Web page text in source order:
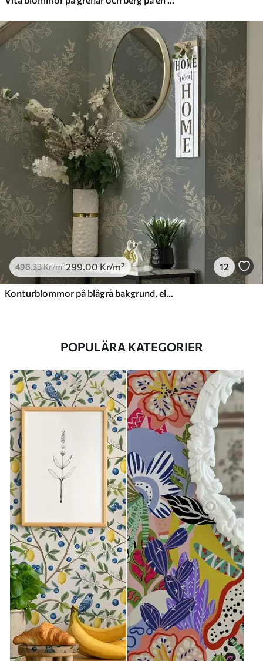
498.33Kr/m²299.00Kr/m² 12
Konturblommor på blågrå bakgrund, elegant botaniskt mönster
POPULÄRA KATEGORIER